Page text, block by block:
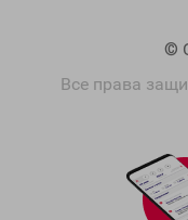
©
Все права